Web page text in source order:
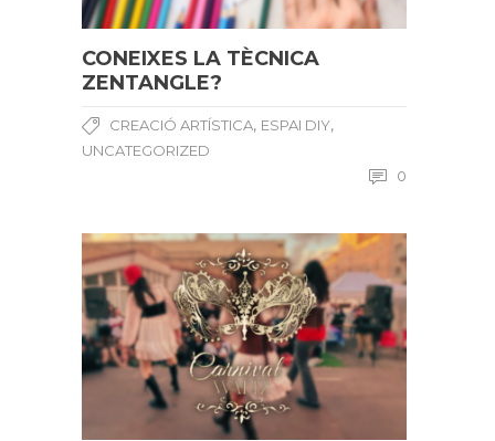
CONEIXES LA TÈCNICA
ZENTANGLE?
CREACIÓ ARTÍSTICA, ESPAI DIY,
UNCATEGORIZED
0